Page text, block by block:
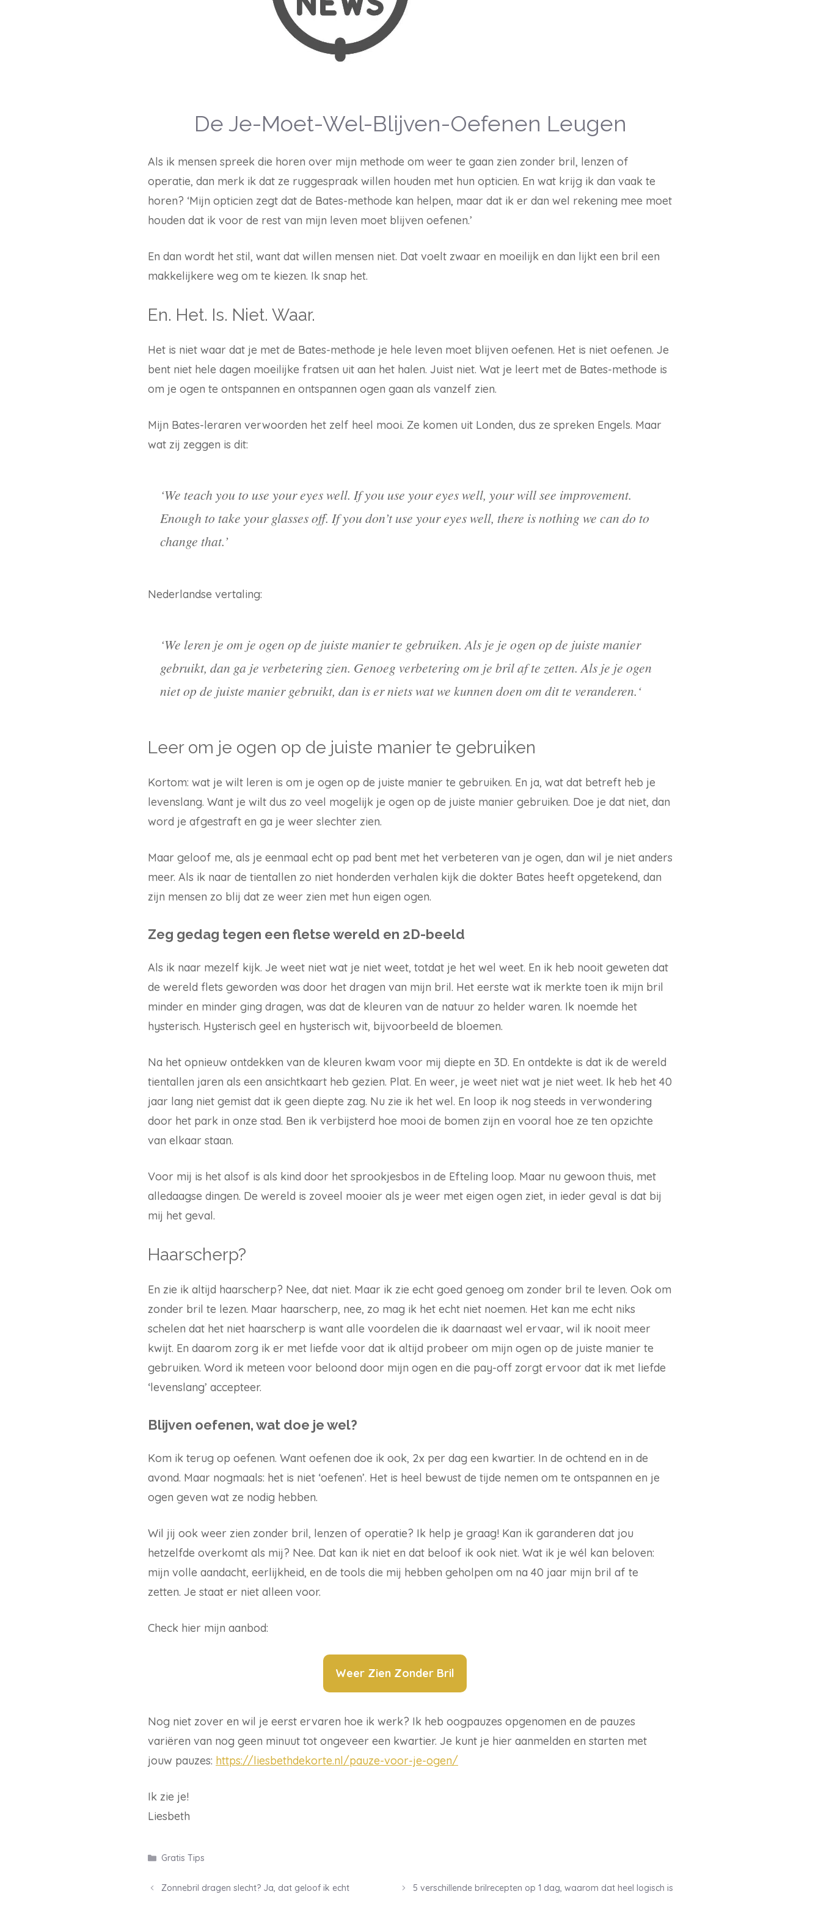
De Je-Moet-Wel-Blijven-Oefenen Leugen
Als ik mensen spreek die horen over mijn methode om weer te gaan zien zonder bril, lenzen of
operatie, dan merk ik dat ze ruggespraak willen houden met hun opticien. En wat krijg ik dan vaak te
horen? ‘Mijn opticien zegt dat de Bates-methode kan helpen, maar dat ik er dan wel rekening mee moet
houden dat ik voor de rest van mijn leven moet blijven oefenen.’
En dan wordt het stil, want dat willen mensen niet. Dat voelt zwaar en moeilijk en dan lijkt een bril een
makkelijkere weg om te kiezen. Ik snap het.
En. Het. Is. Niet. Waar.
Het is niet waar dat je met de Bates-methode je hele leven moet blijven oefenen. Het is niet oefenen. Je
bent niet hele dagen moeilijke fratsen uit aan het halen. Juist niet. Wat je leert met de Bates-methode is
om je ogen te ontspannen en ontspannen ogen gaan als vanzelf zien.
Mijn Bates-leraren verwoorden het zelf heel mooi. Ze komen uit Londen, dus ze spreken Engels. Maar
wat zij zeggen is dit:
‘We teach you to use your eyes well. If you use your eyes well, your will see improvement.
Enough to take your glasses off. If you don’t use your eyes well, there is nothing we can do to
change that.’
Nederlandse vertaling:
‘We leren je om je ogen op de juiste manier te gebruiken. Als je je ogen op de juiste manier
gebruikt, dan ga je verbetering zien. Genoeg verbetering om je bril af te zetten. Als je je ogen
niet op de juiste manier gebruikt, dan is er niets wat we kunnen doen om dit te veranderen.‘
Leer om je ogen op de juiste manier te gebruiken
Kortom: wat je wilt leren is om je ogen op de juiste manier te gebruiken. En ja, wat dat betreft heb je
levenslang. Want je wilt dus zo veel mogelijk je ogen op de juiste manier gebruiken. Doe je dat niet, dan
word je afgestraft en ga je weer slechter zien.
Maar geloof me, als je eenmaal echt op pad bent met het verbeteren van je ogen, dan wil je niet anders
meer. Als ik naar de tientallen zo niet honderden verhalen kijk die dokter Bates heeft opgetekend, dan
zijn mensen zo blij dat ze weer zien met hun eigen ogen.
Zeg gedag tegen een fletse wereld en 2D-beeld
Als ik naar mezelf kijk. Je weet niet wat je niet weet, totdat je het wel weet. En ik heb nooit geweten dat
de wereld flets geworden was door het dragen van mijn bril. Het eerste wat ik merkte toen ik mijn bril
minder en minder ging dragen, was dat de kleuren van de natuur zo helder waren. Ik noemde het
hysterisch. Hysterisch geel en hysterisch wit, bijvoorbeeld de bloemen.
Na het opnieuw ontdekken van de kleuren kwam voor mij diepte en 3D. En ontdekte is dat ik de wereld
tientallen jaren als een ansichtkaart heb gezien. Plat. En weer, je weet niet wat je niet weet. Ik heb het 40
jaar lang niet gemist dat ik geen diepte zag. Nu zie ik het wel. En loop ik nog steeds in verwondering
door het park in onze stad. Ben ik verbijsterd hoe mooi de bomen zijn en vooral hoe ze ten opzichte
van elkaar staan.
Voor mij is het alsof is als kind door het sprookjesbos in de Efteling loop. Maar nu gewoon thuis, met
alledaagse dingen. De wereld is zoveel mooier als je weer met eigen ogen ziet, in ieder geval is dat bij
mij het geval.
Haarscherp?
En zie ik altijd haarscherp? Nee, dat niet. Maar ik zie echt goed genoeg om zonder bril te leven. Ook om
zonder bril te lezen. Maar haarscherp, nee, zo mag ik het echt niet noemen. Het kan me echt niks
schelen dat het niet haarscherp is want alle voordelen die ik daarnaast wel ervaar, wil ik nooit meer
kwijt. En daarom zorg ik er met liefde voor dat ik altijd probeer om mijn ogen op de juiste manier te
gebruiken. Word ik meteen voor beloond door mijn ogen en die pay-off zorgt ervoor dat ik met liefde
‘levenslang’ accepteer.
Blijven oefenen, wat doe je wel?
Kom ik terug op oefenen. Want oefenen doe ik ook, 2x per dag een kwartier. In de ochtend en in de
avond. Maar nogmaals: het is niet ‘oefenen’. Het is heel bewust de tijde nemen om te ontspannen en je
ogen geven wat ze nodig hebben.
Wil jij ook weer zien zonder bril, lenzen of operatie? Ik help je graag! Kan ik garanderen dat jou
hetzelfde overkomt als mij? Nee. Dat kan ik niet en dat beloof ik ook niet. Wat ik je wél kan beloven:
mijn volle aandacht, eerlijkheid, en de tools die mij hebben geholpen om na 40 jaar mijn bril af te
zetten. Je staat er niet alleen voor.
Check hier mijn aanbod:
Weer Zien Zonder Bril
Nog niet zover en wil je eerst ervaren hoe ik werk? Ik heb oogpauzes opgenomen en de pauzes
variëren van nog geen minuut tot ongeveer een kwartier. Je kunt je hier aanmelden en starten met
jouw pauzes: https://liesbethdekorte.nl/pauze-voor-je-ogen/
Ik zie je!
Liesbeth
Categorieën
Gratis Tips
PostZonnebril dragen slecht? Ja, dat geloof ik echt 5 verschillende brilrecepten op 1 dag, waarom dat heel logisch is